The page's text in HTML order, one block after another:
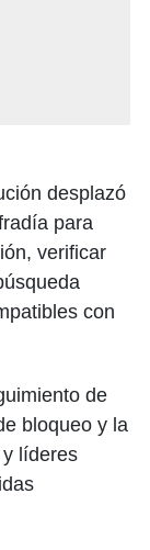
desplazó
para
verificar
con
de
bloqueo y la
líderes